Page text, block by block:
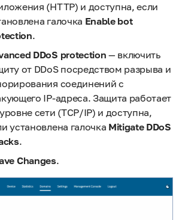
(HTTP) и доступна, если
галочка Enable bot
.
DDoS protection — включить
от DDoS посредством разрыва и
соединений с
IP-адреса. Защита работает
сети (TCP/IP) и доступна,
установлена галочка Mitigate DDoS
.
Changes.